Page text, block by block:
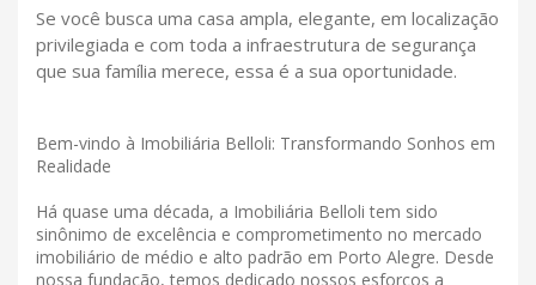
Se você busca uma casa ampla, elegante, em localização
privilegiada e com toda a infraestrutura de segurança
que sua família merece, essa é a sua oportunidade.
Bem-vindo à Imobiliária Belloli: Transformando Sonhos em
Realidade
Há quase uma década, a Imobiliária Belloli tem sido
sinônimo de excelência e comprometimento no mercado
imobiliário de médio e alto padrão em Porto Alegre. Desde
nossa fundação, temos dedicado nossos esforços a